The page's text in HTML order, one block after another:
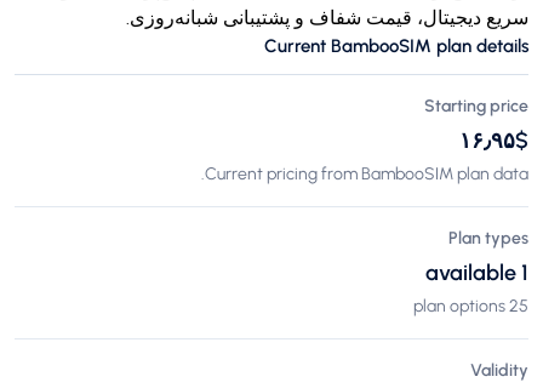
سریع دیجیتال، قیمت شفاف و پشتیبانی شبانه‌روزی.
Current BambooSIM plan details
Starting price
$‎۱۶٫۹۵
Current pricing from BambooSIM plan data.
Plan types
1 available
25 plan options
Validity